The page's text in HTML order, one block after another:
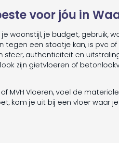
voor jóu in
woonstijl, je budget, gebruik,
tegen een stootje kan, is pvc
authenticiteit en
zijn gietvloeren of
MVH Vloeren, voel de
kom je uit bij een vloer waar